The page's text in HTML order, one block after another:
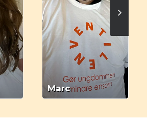
Marc